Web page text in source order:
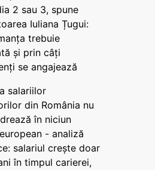
2 sau 3, spune
Iuliana Țugui:
trebuie
și prin câți
se angajează
salariilor
din România nu
în niciun
- analiză
salariul crește doar
în timpul carierei,